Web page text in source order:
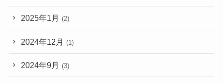
2025年1月 (2)
2024年12月 (1)
2024年9月 (3)